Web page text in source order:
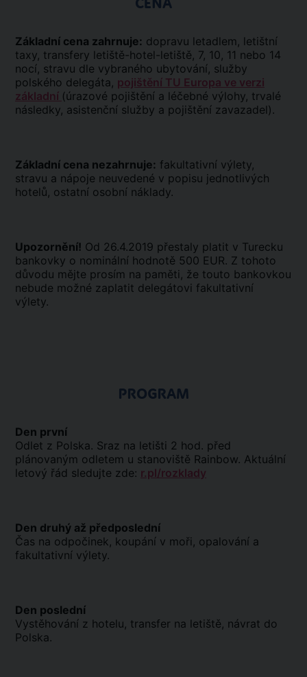
Základní cena zahrnuje: dopravu letadlem, letištní
taxy, transfery letiště-hotel-letiště, 7, 10, 11 nebo 14
nocí, stravu dle vybraného ubytování, služby
polského delegáta, pojištění TU Europa ve verzi
základní (úrazové pojištění a léčebné výlohy, trvalé
následky, asistenční služby a pojištění zavazadel).
Základní cena nezahrnuje: fakultativní výlety,
stravu a nápoje neuvedené v popisu jednotlivých
hotelů, ostatní osobní náklady.
Upozornění! Od 26.4.2019 přestaly platit v Turecku
bankovky o nominální hodnotě 500 EUR. Z tohoto
důvodu mějte prosím na paměti, že touto bankovkou
nebude možné zaplatit delegátovi fakultativní
výlety.
PROGRAM
Den první
Odlet z Polska. Sraz na letišti 2 hod. před
plánovaným odletem u stanoviště Rainbow. Aktuální
letový řád sledujte zde: r.pl/rozklady
Den druhý až předposlední
Čas na odpočinek, koupání v moři, opalování a
fakultativní výlety.
Den poslední
Vystěhování z hotelu, transfer na letiště, návrat do
Polska.